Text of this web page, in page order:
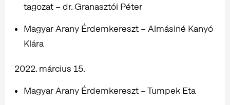
tagozat – dr. Granasztói Péter
Magyar Arany Érdemkereszt – Almásiné Kanyó
Klára
2022. március 15.
Magyar Arany Érdemkereszt – Tumpek Eta